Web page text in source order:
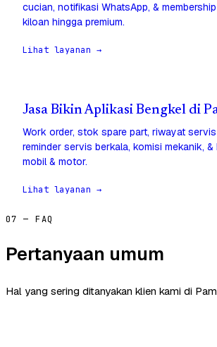
cucian, notifikasi WhatsApp, &
kiloan hingga premium.
Lihat layanan →
Jasa Bikin Aplikasi Bengkel di
Work order, stok spare part, riwayat servis
reminder servis berkala, komisi mekanik,
mobil & motor.
Lihat layanan →
07 — FAQ
Pertanyaan umum
Hal yang sering ditanyakan klien kami di